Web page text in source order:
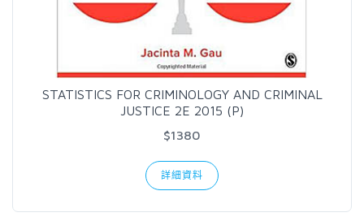
STATISTICS FOR CRIMINOLOGY AND CRIMINAL
JUSTICE 2E 2015 (P)
$1380
詳細資料